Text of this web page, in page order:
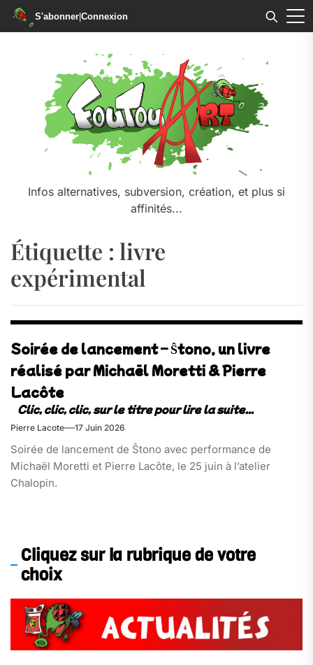
S'abonner|Connexion
Infos alternatives, subversion, création, et plus si
affinités...
Étiquette : livre
expérimental
Soirée de lancement – Ŝtono, un livre
réalisé par Michaël Moretti & Pierre
Lacôte
Pierre Lacote 17 Juin 2026
Soirée de lancement de Ŝtono avec performance de
Michaël Moretti et Pierre Lacôte, le 25 juin à l’atelier
Chalopin.
Cliquez sur la rubrique de votre
choix